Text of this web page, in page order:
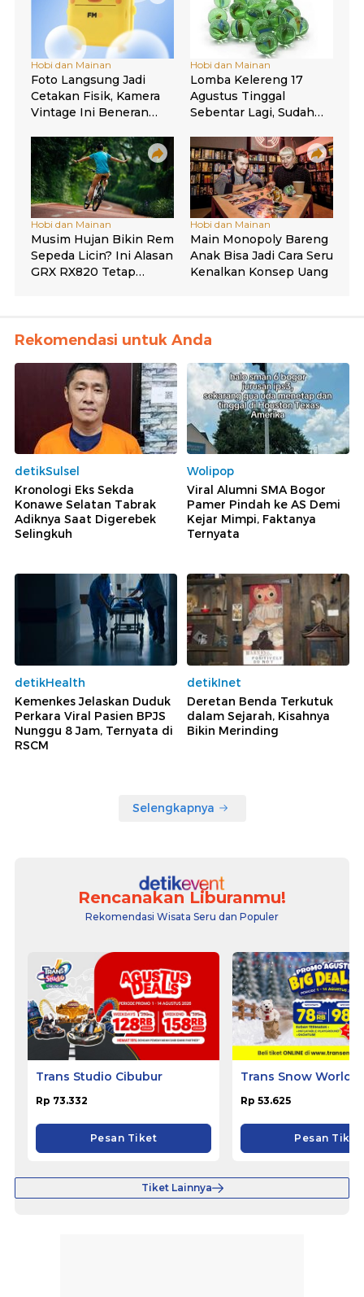
Rekomendasi untuk Anda
detikSulsel
Kronologi Eks Sekda
Konawe Selatan Tabrak
Adiknya Saat Digerebek
Selingkuh
Wolipop
Viral Alumni SMA Bogor
Pamer Pindah ke AS Demi
Kejar Mimpi, Faktanya
Ternyata
detikHealth
Kemenkes Jelaskan Duduk
Perkara Viral Pasien BPJS
Nunggu 8 Jam, Ternyata di
RSCM
detikInet
Deretan Benda Terkutuk
dalam Sejarah, Kisahnya
Bikin Merinding
Selengkapnya
Rencanakan Liburanmu!
Rekomendasi Wisata Seru dan Populer
Trans Studio Cibubur
Rp 73.332
Pesan Tiket
Trans Snow World
Rp 53.625
Pesan Tiket
Tiket Lainnya